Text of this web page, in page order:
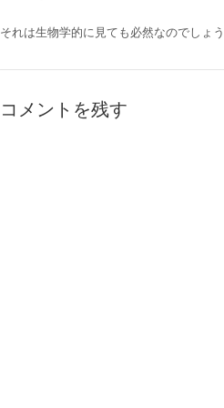
それは生物学的に見ても必然なのでしょ
コメントを残す